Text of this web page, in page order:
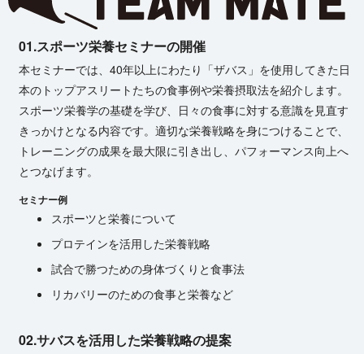
01.スポーツ栄養セミナーの開催
本セミナーでは、40年以上にわたり「ザバス」を使用してきた日
本のトップアスリートたちの食事例や栄養摂取法を紹介します。
スポーツ栄養学の基礎を学び、日々の食事に対する意識を見直す
きっかけとなる内容です。適切な栄養戦略を身につけることで、
トレーニングの成果を最大限に引き出し、パフォーマンス向上へ
とつな げ ま す 。
セ ミ ナ ー 例
スポーツと栄養について
プロテインを活用した栄養戦略
試合で勝つための身体づくりと食事法
リカバリーのための食事と栄養など
02.サバスを活用した栄養戦略の提案